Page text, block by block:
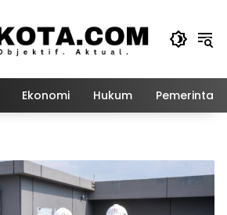
Ekonomi Hukum